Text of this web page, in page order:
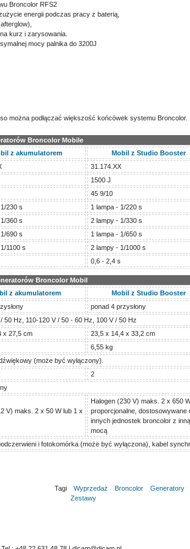
Broncolor RFS2
energii podczas pracy z baterią,
kurz i zarysowania.
mocy palnika do 3200J
można podłączać większość końcówek systemu Broncolor.
Broncolor Mobile
z akumulatorem
Mobil z Studio Booster
31.174.XX
1500 J
45 9/10
230 s
1 lampa - 1/220 s
360 s
2 lampy - 1/330 s
690 s
1 lampa - 1/650 s
1100 s
2 lampy - 1/1000 s
0,6 - 2,4 s
Broncolor Mobil
z akumulatorem
Mobil z Studio Booster
ponad 4 przysłony
50 Hz, 110-120 V / 50 - 60 Hz, 100 V / 50 Hz
x 27,5 cm
23,5 x 14,4 x 33,2 cm
6,55 kg
(może być wyłączony).
2
V) maks. 2 x 50 W lub 1 x
Halogen (230 V) maks. 2 x 650
proporcjonalne, dostosowywane
innych jednostek broncolor z inną
mocą
i fotokomórka (może być wyłączona), kabel
Tagi Wyprzedaż Broncolor
Generatory
Zestawy